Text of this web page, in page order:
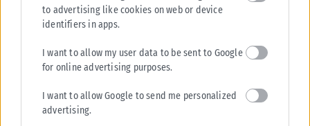
to advertising like cookies on web or device
identifiers in apps.
I want to allow my user data to be sent to Google
for online advertising purposes.
I want to allow Google to send me personalized
advertising.
ΑΘΛΗΤΙΚΆ
Ενδιαφέρον της «Γαλατά» για τον Κωνσταντέλια
Πρόταση για τον δανεισμό του Γιάννη Κωνσταντέλια με οψιόν αγοράς
φέρεται να κατέθεσε η Γαλατάσαραϊ στον ΠΑΟΚ, σύμφωνα με
07/08/2026